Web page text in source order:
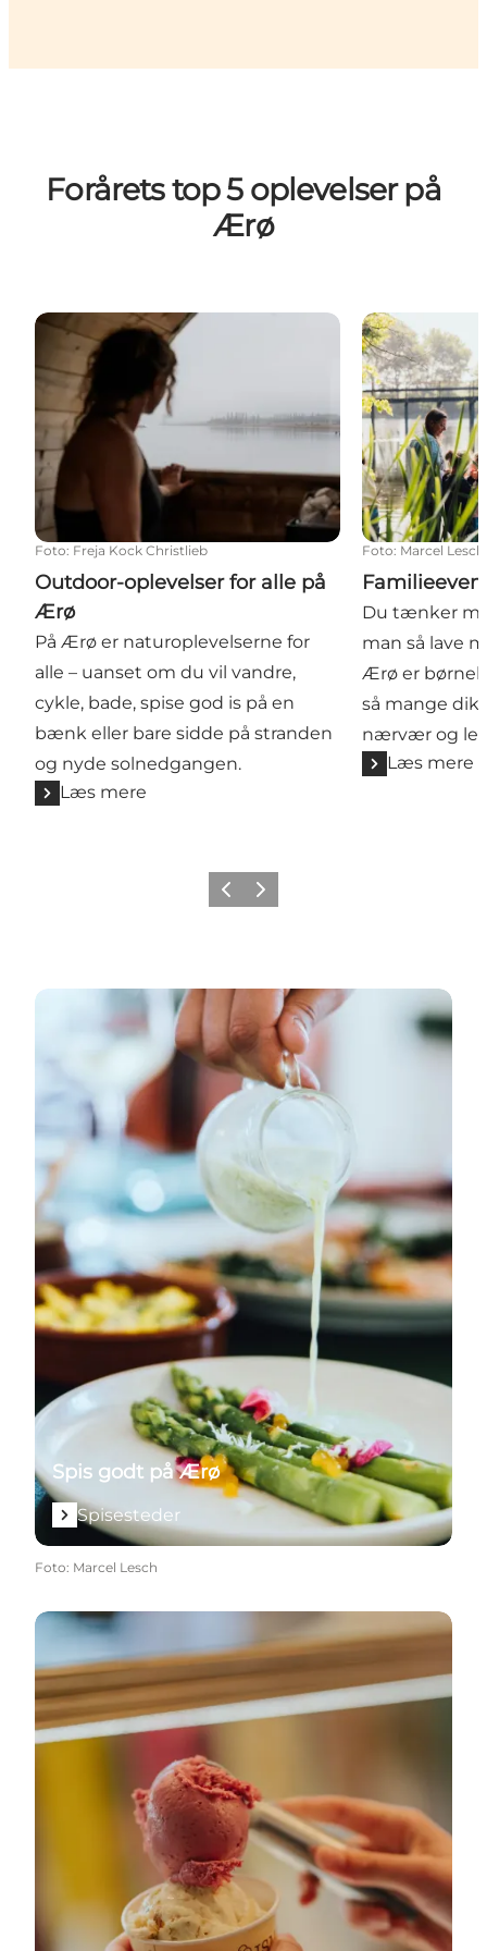
Forårets top 5 oplevelser på
Ærø
Outdoor-oplevelser for alle på Ærø
Foto: Freja Kock Christlieb
Outdoor-oplevelser for alle på
Ærø
På Ærø er naturoplevelserne for
alle – uanset om du vil vandre,
cykle, bade, spise god is på en
bænk eller bare sidde på stranden
og nyde solnedgangen.
Læs mere
Foto: Marcel Lesch
Du tænker
man så lave
Ærø er
så mange
nærvær og
Læs mere
ForrigeNæste
Spisesteder
Spis godt på Ærø
Spisesteder
Foto: Marcel Lesch
Smagsoplevelser